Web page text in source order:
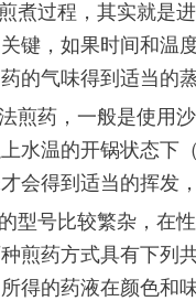
煮过程，其实就是
键，如果时间和温
的气味得到适当的
煎药，一般是使用
水温的开锅状态下
会得到适当的挥发
型号比较繁杂，在
煎药方式具有下列
得的药液在颜色和